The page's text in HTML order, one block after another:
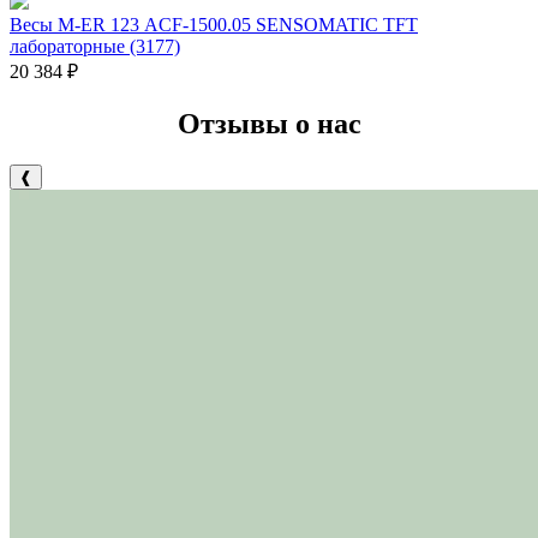
Весы M-ER 123 АCF-1500.05 SENSOMATIC TFT
лабораторные (3177)
20 384 ₽
Отзывы о нас
❰